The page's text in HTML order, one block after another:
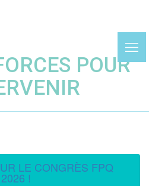
POUR
LE CONGRÈS FPQ
2026 !